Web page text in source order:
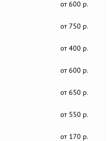
от 600 р.
от 750 р.
от 400 р.
от 600 р.
от 650 р.
от 550 р.
от 170 р.